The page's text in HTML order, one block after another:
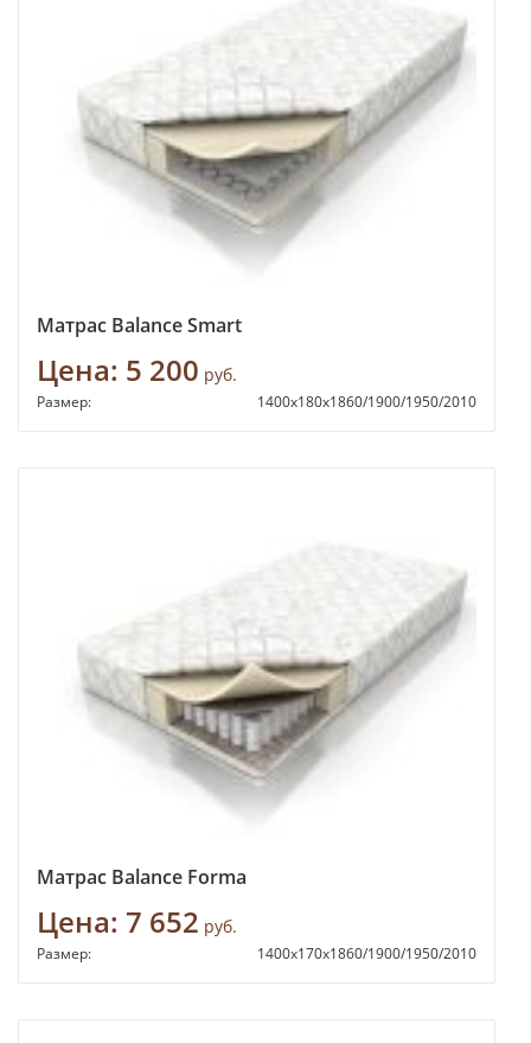
Матрас Balance Smart
Цена: 5 200 руб.
Размер: 1400х180х1860/1900/1950/2010
Матрас Balance Forma
Цена: 7 652 руб.
Размер: 1400х170х1860/1900/1950/2010